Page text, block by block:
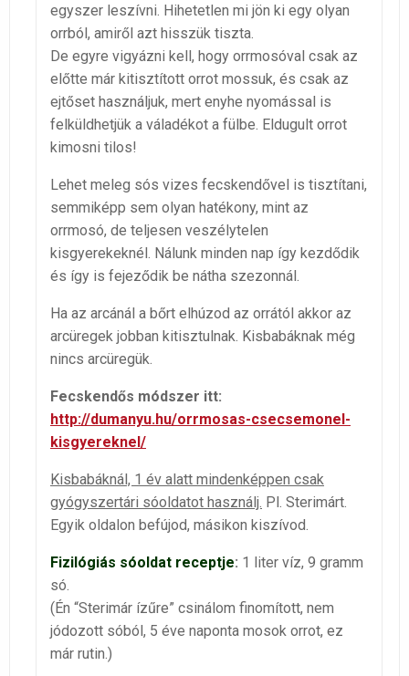
egyszer leszívni. Hihetetlen mi jön ki egy olyan
orrból, amiről azt hisszük tiszta.
De egyre vigyázni kell, hogy orrmosóval csak az
előtte már kitisztított orrot mossuk, és csak az
ejtőset használjuk, mert enyhe nyomással is
felküldhetjük a váladékot a fülbe. Eldugult orrot
kimosni tilos!
Lehet meleg sós vizes fecskendővel is tisztítani,
semmiképp sem olyan hatékony, mint az
orrmosó, de teljesen veszélytelen
kisgyerekeknél. Nálunk minden nap így kezdődik
és így is fejeződik be nátha szezonnál.
Ha az arcánál a bőrt elhúzod az orrától akkor az
arcüregek jobban kitisztulnak. Kisbabáknak még
nincs arcüregük.
Fecskendős módszer itt:
http://dumanyu.hu/orrmosas-csecsemonel-
kisgyereknel/
Kisbabáknál, 1 év alatt mindenképpen csak
gyógyszertári sóoldatot használj. Pl. Sterimárt.
Egyik oldalon befújod, másikon kiszívod.
Fizilógiás sóoldat receptje: 1 liter víz, 9 gramm
só.
(Én “Sterimár ízűre” csinálom finomított, nem
jódozott sóból, 5 éve naponta mosok orrot, ez
már rutin.)